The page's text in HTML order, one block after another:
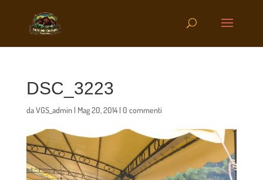
DSC_3223
daVGS_admin| Mag 20, 2014| 0 commenti